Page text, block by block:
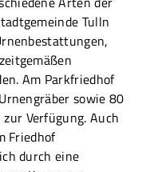
Tulln
Am Parkfriedhof
sowie 80
Verfügung. Auch
Friedhof
durch eine